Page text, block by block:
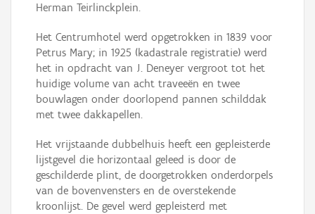
Herman Teirlinckplein.
Het Centrumhotel werd opgetrokken in 1839 voor
Petrus Mary; in 1925 (kadastrale registratie) werd
het in opdracht van J. Deneyer vergroot tot het
huidige volume van acht traveeën en twee
bouwlagen onder doorlopend pannen schilddak
met twee dakkapellen.
Het vrijstaande dubbelhuis heeft een gepleisterde
lijstgevel die horizontaal geleed is door de
geschilderde plint, de doorgetrokken onderdorpels
van de bovenvensters en de overstekende
kroonlijst. De gevel werd gepleisterd met